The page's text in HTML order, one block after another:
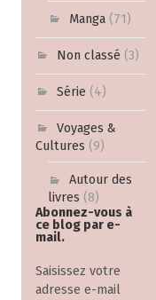
Manga (71)
Non classé (3)
Série (4)
Voyages &
Cultures (9)
Autour des
livres (8)
Abonnez-vous à
ce blog par e-
mail.
Saisissez votre
adresse e-mail